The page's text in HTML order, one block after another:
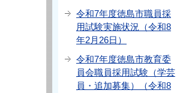
令和7年度徳島市職員採
用試験実施状況（令和8
年2月26日）
令和7年度徳島市教育委
員会職員採用試験（学芸
員・追加募集）（令和8